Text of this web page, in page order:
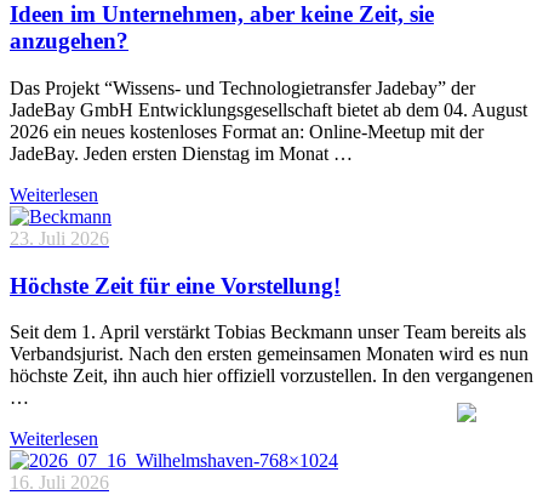
Ideen im Unternehmen, aber keine Zeit, sie
anzugehen?
Das Projekt “Wissens- und Technologietransfer Jadebay” der
JadeBay GmbH Entwicklungsgesellschaft bietet ab dem 04. August
2026 ein neues kostenloses Format an: Online-Meetup mit der
JadeBay. Jeden ersten Dienstag im Monat …
Weiterlesen
23. Juli 2026
Höchste Zeit für eine Vorstellung!
Seit dem 1. April verstärkt Tobias Beckmann unser Team bereits als
Verbandsjurist. Nach den ersten gemeinsamen Monaten wird es nun
höchste Zeit, ihn auch hier offiziell vorzustellen. In den vergangenen
…
Weiterlesen
16. Juli 2026